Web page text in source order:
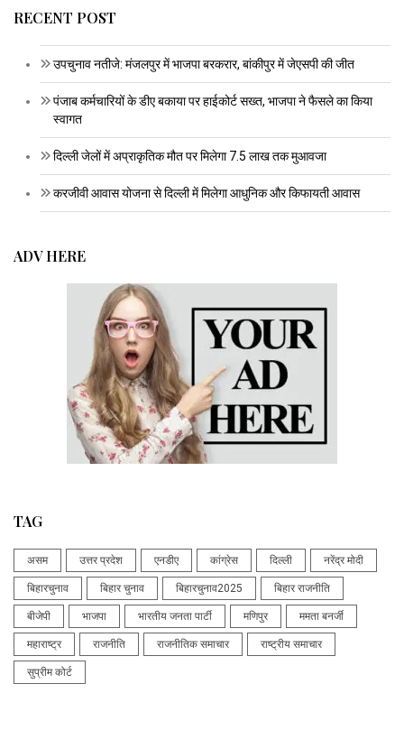
RECENT POST
उपचुनाव नतीजे: मंजलपुर में भाजपा बरकरार, बांकीपुर में जेएसपी की जीत
पंजाब कर्मचारियों के डीए बकाया पर हाईकोर्ट सख्त, भाजपा ने फैसले का किया
स्वागत
दिल्ली जेलों में अप्राकृतिक मौत पर मिलेगा 7.5 लाख तक मुआवजा
करजीवी आवास योजना से दिल्ली में मिलेगा आधुनिक और किफायती आवास
ADV HERE
TAG
असम उत्तर प्रदेश एनडीए कांग्रेस दिल्ली नरेंद्र मोदी
बिहारचुनाव बिहार चुनाव बिहारचुनाव2025 बिहार राजनीति
बीजेपी भाजपा भारतीय जनता पार्टी मणिपुर ममता बनर्जी
महाराष्ट्र राजनीति राजनीतिक समाचार राष्ट्रीय समाचार
सुप्रीम कोर्ट